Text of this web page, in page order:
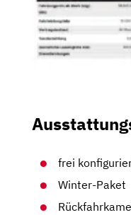
frei
Winter-Paket